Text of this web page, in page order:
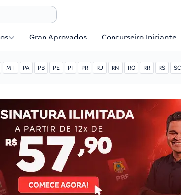
Gran Aprovados Concurseiro Iniciante
MT PA PB PE PI PR RJ RN RO RR RS SC